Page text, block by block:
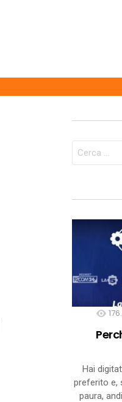
CERCA
PER:
Hai
preferito e,
paura,